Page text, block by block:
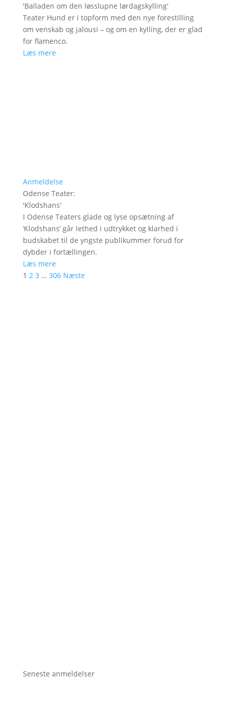
'Balladen om den løsslupne lørdagskylling'
Teater Hund er i topform med den nye forestilling
om venskab og jalousi – og om en kylling, der er glad
for flamenco.
Læs mere
Anmeldelse
Odense Teater:
'Klodshans'
I Odense Teaters glade og lyse opsætning af
’Klodshans’ går lethed i udtrykket og klarhed i
budskabet til de yngste publikummer forud for
dybder i fortællingen.
Læs mere
1 2 3 … 306 Næste
Seneste anmeldelser